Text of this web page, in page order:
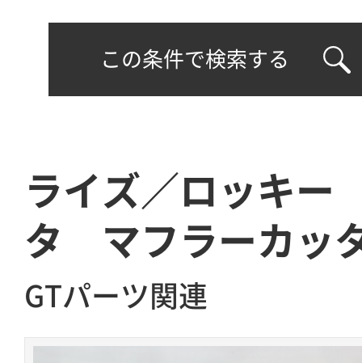
この条件で検索する
ライズ／ロッキ
タ マフラーカッ
GTパーツ関連